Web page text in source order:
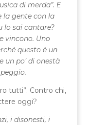
di merda”. E
la gente con la
lo sai cantare?
vincono. Uno
questo è un
un po’ di onestà
tutti”. Contro chi,
oggi?
i disonesti, i